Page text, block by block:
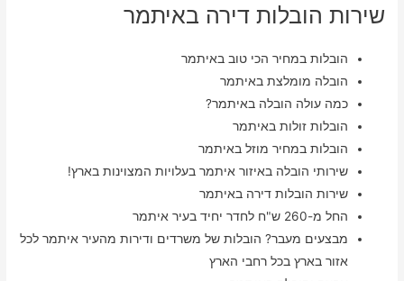
שירות הובלות דירה באיתמר
הובלות במחיר הכי טוב באיתמר
הובלה מומלצת באיתמר
כמה עולה הובלה באיתמר?
הובלות זולות באיתמר
הובלות במחיר מוזל באיתמר
שירותי הובלה באיזור איתמר בעלויות המצוינות בארץ!
שירות הובלות דירה באיתמר
החל מ-260 ש"ח לחדר יחיד בעיר איתמר
מבצעים מעבר? הובלות של משרדים ודירות מהעיר איתמר לכל
אזור בארץ בכל רחבי הארץ